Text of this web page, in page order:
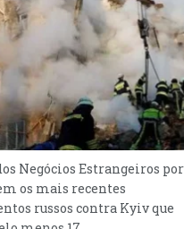
Negócios Estrangeiros
os mais recentes
russos contra Kyiv que